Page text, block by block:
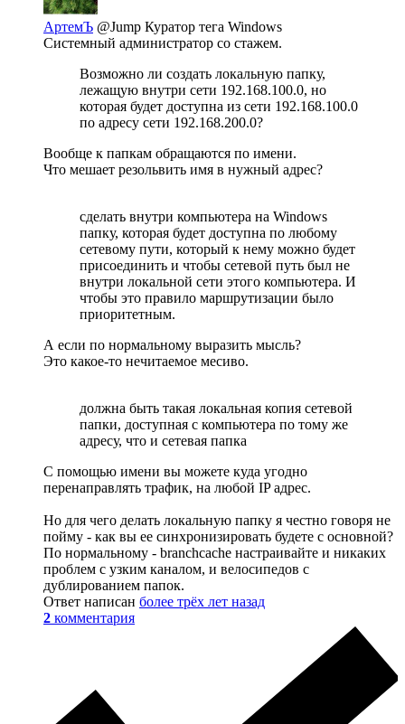
АртемЪ @Jump Куратор тега Windows
Системный администратор со стажем.
Возможно ли создать локальную папку,
лежащую внутри сети 192.168.100.0, но
которая будет доступна из сети 192.168.100.0
по адресу сети 192.168.200.0?
Вообще к папкам обращаются по имени.
Что мешает резольвить имя в нужный адрес?
сделать внутри компьютера на Windows
папку, которая будет доступна по любому
сетевому пути, который к нему можно будет
присоединить и чтобы сетевой путь был не
внутри локальной сети этого компьютера. И
чтобы это правило маршрутизации было
приоритетным.
А если по нормальному выразить мысль?
Это какое-то нечитаемое месиво.
должна быть такая локальная копия сетевой
папки, доступная с компьютера по тому же
адресу, что и сетевая папка
С помощью имени вы можете куда угодно
перенаправлять трафик, на любой IP адрес.
Но для чего делать локальную папку я честно говоря не
пойму - как вы ее синхронизировать будете с основной?
По нормальному - branchcache настраивайте и никаких
проблем с узким каналом, и велосипедов с
дублированием папок.
Ответ написан более трёх лет назад
2 комментария